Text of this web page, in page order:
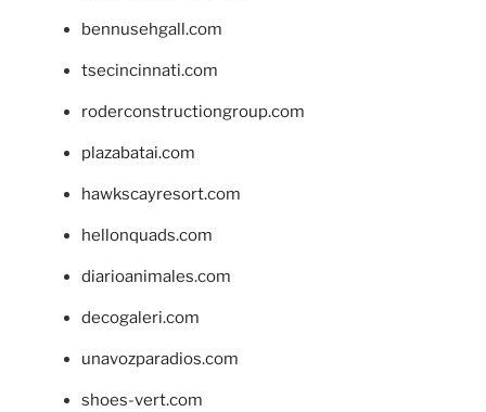
bennusehgall.com
tsecincinnati.com
roderconstructiongroup.com
plazabatai.com
hawkscayresort.com
hellonquads.com
diarioanimales.com
decogaleri.com
unavozparadios.com
shoes-vert.com